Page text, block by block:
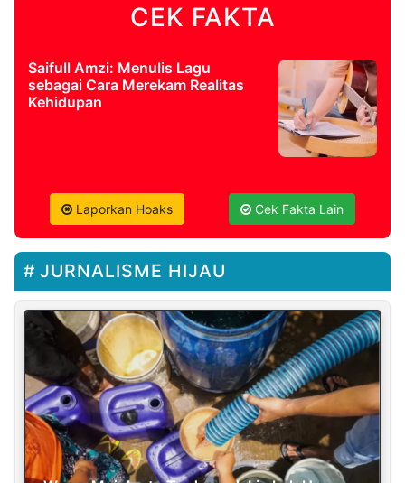
CEK FAKTA
Saifull Amzi: Menulis Lagu
sebagai Cara Merekam Realitas
Kehidupan
Laporkan Hoaks Cek Fakta Lain
JURNALISME HIJAU